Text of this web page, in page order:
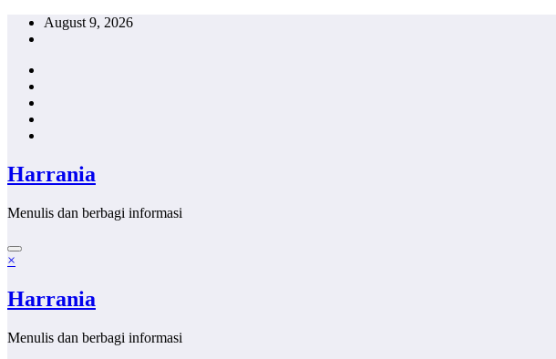
Skip
August 9, 2026
Harrania
Menulis dan berbagi informasi
×
Harrania
Menulis dan berbagi informasi